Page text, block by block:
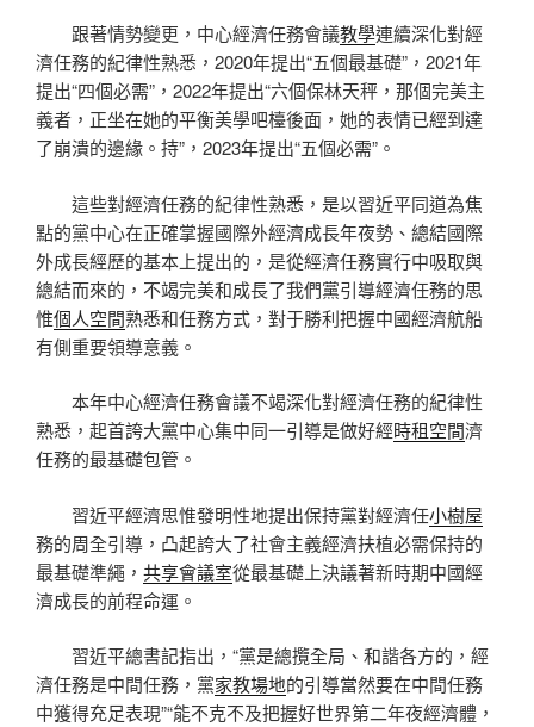
跟著情勢變更，中心經濟任務會議教學連續深化對經
濟任務的紀律性熟悉，2020年提出“五個最基礎”，2021年
提出“四個必需”，2022年提出“六個保林天秤，那個完美主
義者，正坐在她的平衡美學吧檯後面，她的表情已經到達
了崩潰的邊緣。持”，2023年提出“五個必需”。
這些對經濟任務的紀律性熟悉，是以習近平同道為焦
點的黨中心在正確掌握國際外經濟成長年夜勢、總結國際
外成長經歷的基本上提出的，是從經濟任務實行中吸取與
總結而來的，不竭完美和成長了我們黨引導經濟任務的思
惟個人空間熟悉和任務方式，對于勝利把握中國經濟航船
有側重要領導意義。
本年中心經濟任務會議不竭深化對經濟任務的紀律性
熟悉，起首誇大黨中心集中同一引導是做好經時租空間濟
任務的最基礎包管。
習近平經濟思惟發明性地提出保持黨對經濟任小樹屋
務的周全引導，凸起誇大了社會主義經濟扶植必需保持的
最基礎準繩， 共享會議室從最基礎上決議著新時期中國經
濟成長的前程命運。
習近平總書記指出，“黨是總攬全局、和諧各方的，經
濟任務是中間任務，黨家教場地的引導當然要在中間任務
中獲得充足表現”“能不克不及把握好世界第二年夜經濟體，